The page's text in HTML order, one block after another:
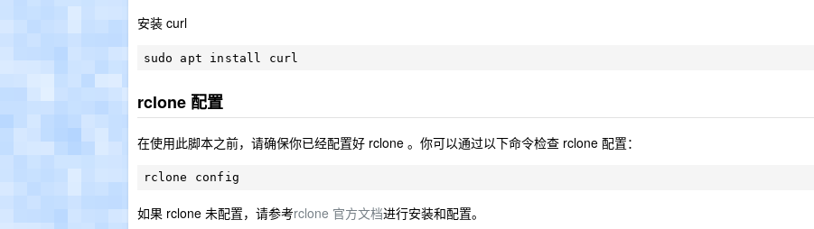
安装 curl
rclone 配置
在使用此脚本之前，请确保你已经配置好 rclone 。你可以通过以下命令检查 rclone 配置：
如果 rclone 未配置，请参考rclone 官方文档进行安装和配置。